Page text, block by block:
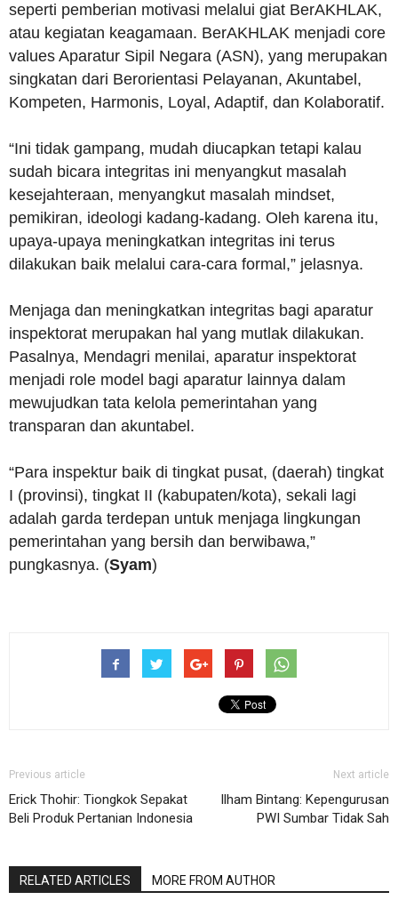
seperti pemberian motivasi melalui giat BerAKHLAK,
atau kegiatan keagamaan. BerAKHLAK menjadi core
values Aparatur Sipil Negara (ASN), yang merupakan
singkatan dari Berorientasi Pelayanan, Akuntabel,
Kompeten, Harmonis, Loyal, Adaptif, dan Kolaboratif.
“Ini tidak gampang, mudah diucapkan tetapi kalau
sudah bicara integritas ini menyangkut masalah
kesejahteraan, menyangkut masalah mindset,
pemikiran, ideologi kadang-kadang. Oleh karena itu,
upaya-upaya meningkatkan integritas ini terus
dilakukan baik melalui cara-cara formal,” jelasnya.
Menjaga dan meningkatkan integritas bagi aparatur
inspektorat merupakan hal yang mutlak dilakukan.
Pasalnya, Mendagri menilai, aparatur inspektorat
menjadi role model bagi aparatur lainnya dalam
mewujudkan tata kelola pemerintahan yang
transparan dan akuntabel.
“Para inspektur baik di tingkat pusat, (daerah) tingkat
I (provinsi), tingkat II (kabupaten/kota), sekali lagi
adalah garda terdepan untuk menjaga lingkungan
pemerintahan yang bersih dan berwibawa,”
pungkasnya. (Syam)
Previous article
Erick Thohir: Tiongkok Sepakat
Beli Produk Pertanian Indonesia
Next article
Ilham Bintang: Kepengurusan
PWI Sumbar Tidak Sah
RELATED ARTICLES MORE FROM AUTHOR